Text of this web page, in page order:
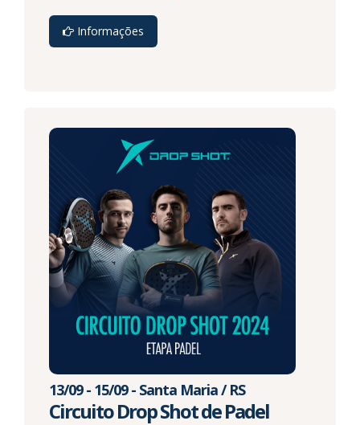
Informações
13/09 - 15/09 - Santa Maria / RS
Circuito Drop Shot de Padel